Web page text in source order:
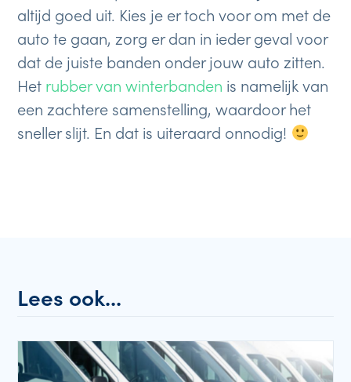
altijd goed uit. Kies je er toch voor om met de
auto te gaan, zorg er dan in ieder geval voor
dat de juiste banden onder jouw auto zitten.
Het rubber van winterbanden is namelijk van
een zachtere samenstelling, waardoor het
sneller slijt. En dat is uiteraard onnodig!
Lees ook...